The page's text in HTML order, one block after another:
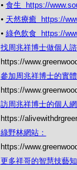
⦁ 食生 https://
⦁ 天然療癒 https://
⦁ 綠色飲食 https://
找周兆祥博士做個人
https://
參加周兆祥博士的實
https://
訪周兆祥博士的個人網
https://
綠野林網站：
https://
更多祥哥的智慧技藝知